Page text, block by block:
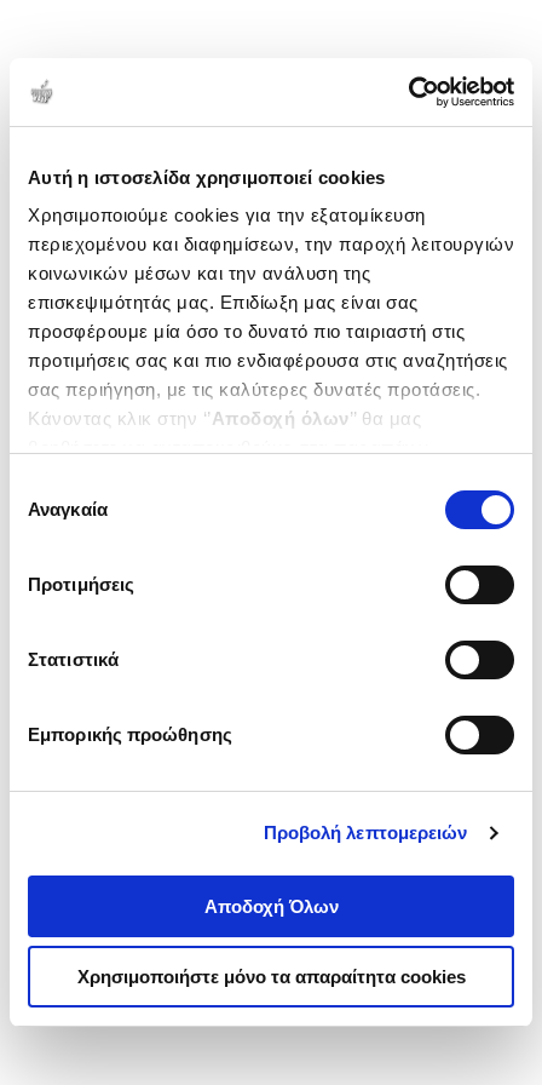
Αυτή η ιστοσελίδα χρησιμοποιεί cookies
Χρησιμοποιούμε cookies για την εξατομίκευση
περιεχομένου και διαφημίσεων, την παροχή λειτουργιών
κοινωνικών μέσων και την ανάλυση της
επισκεψιμότητάς μας. Επιδίωξη μας είναι σας
προσφέρουμε μία όσο το δυνατό πιο ταιριαστή στις
προτιμήσεις σας και πιο ενδιαφέρουσα στις αναζητήσεις
σας περιήγηση, με τις καλύτερες δυνατές προτάσεις.
Κάνοντας κλικ στην ‘’Αποδοχή όλων’’ θα μας
ενδιαφέρουν και να επιλέξετε από τα παρακάτω με την
΄΄και να ενημερωθείτε σχετικά με
συγκατάθεσης
Αναγκαία
Προτιμήσεις
Στατιστικά
Εμπορικής προώθησης
Προβολή λεπτομερειών
Αποδοχή Όλων
Χρησιμοποιήστε μόνο τα απαραίτητα cookies